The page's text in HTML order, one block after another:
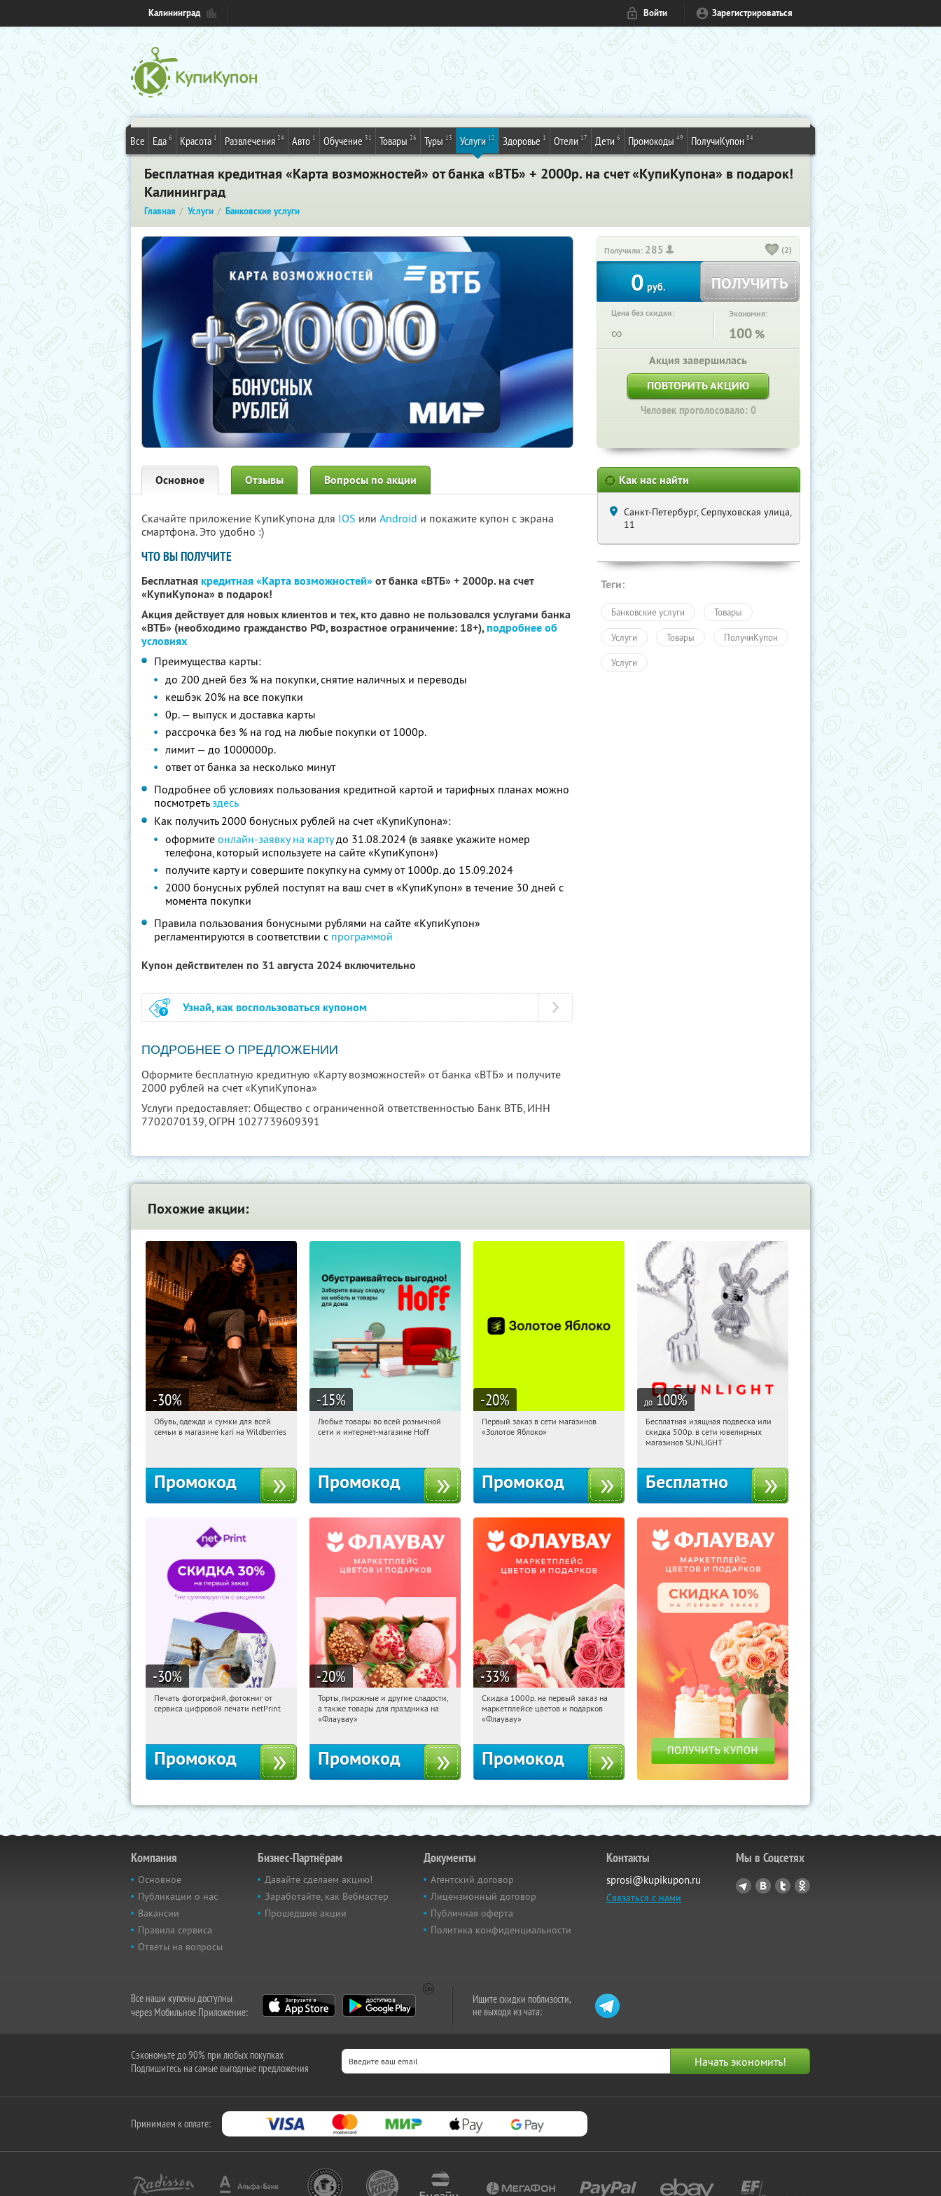
Калининград Войти Зарегистрироваться
Все Еда 6 Красота 1 Развлечения 24 Авто 1 Обучение 31 Товары 26 Туры 13 Услуги 12 Здоровье 1 Отели 17 Дети 6 Промокоды 49 ПолучиКупон 84
Бесплатная кредитная «Карта возможностей» от банка «ВТБ» + 2000р. на счет «КупиКупона» в подарок!
Калининград
Главная Услуги Банковские услуги
Получили: 285 (2)
0 руб. ПОЛУЧИТЬ
Цена без скидки:
∞
Экономия:
100 %
Акция завершилась
ПОВТОРИТЬ АКЦИЮ
Человек проголосовало: 0
Основное Отзывы Вопросы по акции
Скачайте приложение КупиКупона для IOS или Android и покажите купон с экрана
смартфона. Это удобно :)
ЧТО ВЫ ПОЛУЧИТЕ
Бесплатнаякредитная «Карта возможностей»от банка «ВТБ» + 2000р. на счет
«КупиКупона» в подарок!
Акция действует для новых клиентов и тех, кто давно не пользовался услугами банка
«ВТБ» (необходимо гражданство РФ, возрастное ограничение: 18+),подробнее об
условиях
Преимущества карты:
до 200 дней без % на покупки, снятие наличных и переводы
кешбэк 20% на все покупки
0р. — выпуск и доставка карты
рассрочка без % на год на любые покупки от 1000р.
лимит — до 1000000р.
ответ от банка за несколько минут
Подробнее об условиях пользования кредитной картой и тарифных планах можно
посмотретьздесь
Как получить 2000 бонусных рублей на счет «КупиКупона»:
оформите онлайн-заявку на картудо 31.08.2024 (в заявке укажите номер
телефона, который используете на сайте «КупиКупон»)
получите карту и совершите покупку на сумму от 1000р. до 15.09.2024
2000 бонусных рублей поступят на ваш счет в «КупиКупон» в течение 30 дней с
момента покупки
Правила пользования бонусными рублями на сайте «КупиКупон»
регламентируются в соответствии с программой
Купон действителен по 31 августа 2024 включительно
Узнай, как воспользоваться купоном
ПОДРОБНЕЕ О ПРЕДЛОЖЕНИИ
Оформите бесплатную кредитную «Карту возможностей» от банка «ВТБ» и получите
2000 рублей на счет «КупиКупона»
Услуги предоставляет: Общество с ограниченной ответственностью Банк ВТБ, ИНН
7702070139, ОГРН 1027739609391
Как нас найти
Санкт-Петербург, Серпуховская улица,
11
Теги:
Банковские услуги Товары
Услуги Товары ПолучиКупон
Услуги
Похожие акции:
-30%
14:07:13 Получили:
Обувь, одежда и сумки для всей
семьи в магазине kari на Wildberries
Промокод
-15%
14:07:13 Получили:
Любые товары во всей розничной
сети и интернет-магазине Hoff
Промокод
-20%
14:07:13
Получи первым!
Первый заказ в сети магазинов
«Золотое Яблоко»
Промокод
до 100%
14:07:13 Получили:
Россия
Бесплатная изящная подвеска или
скидка 500р. в сети ювелирных
магазинов SUNLIGHT
Бесплатно
-30%
14:07:13 Получили:
Печать фотографий, фотокниг от
сервиса цифровой печати netPrint
Промокод
-20%
14:07:13 Получили:
Россия
Торты, пирожные и другие сладости,
а также товары для праздника на
«Флаувау»
Промокод
-33%
14:07:13 Получили:
Россия
Скидка 1000р. на первый заказ на
маркетплейсе цветов и подарков
«Флаувау»
Промокод
Компания
Основное
Публикации о нас
Вакансии
Правила сервиса
Ответы на вопросы
Бизнес-Партнёрам
Давайте сделаем акцию!
Заработайте, как Вебмастер
Прошедшие акции
Документы
Агентский договор
Лицензионный договор
Публичная оферта
Политика конфиденциальности
Контакты
sprosi@kupikupon.ru
Связаться с нами
Мы в Соцсетях
Все наши купоны доступны
через Мобильное Приложение:
Ищите скидки поблизости,
не выходя из чата:
Сэкономьте до 90% при любых покупках
Подпишитесь на самые выгодные предложения
Принимаем к оплате: